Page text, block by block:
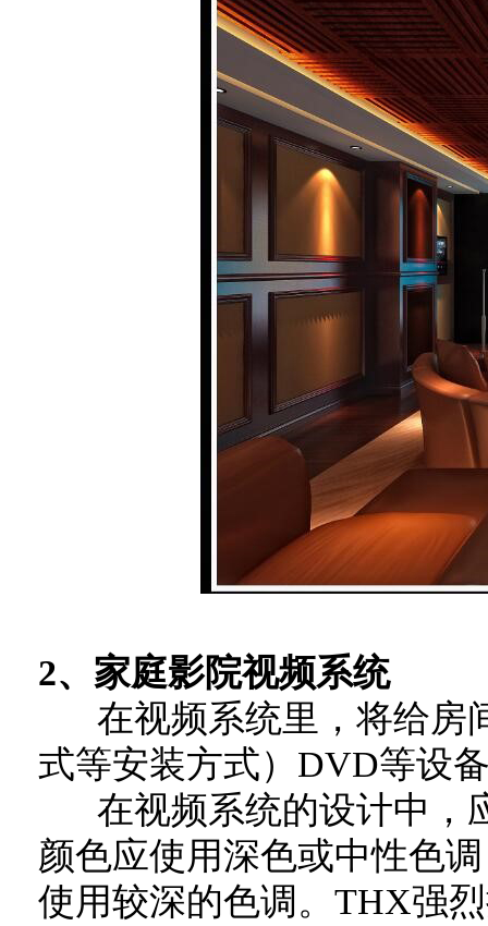
2、家庭影院视频系统
在视频系统里，将给房
式等安装方式）DVD等设
在视频系统的设计中，
颜色应使用深色或中性色
使用较深的色调。THX强